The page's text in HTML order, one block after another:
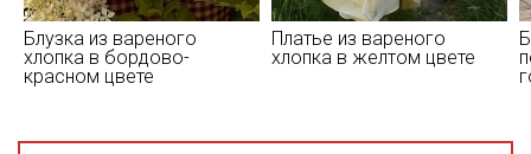
Блузка из вареного
хлопка в бордово-
красном цвете
Платье из вареного
хлопка в желтом цвете